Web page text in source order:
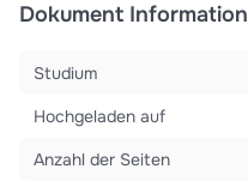
Dokument Information
Studium
Hochgeladen auf
Anzahl der Seiten